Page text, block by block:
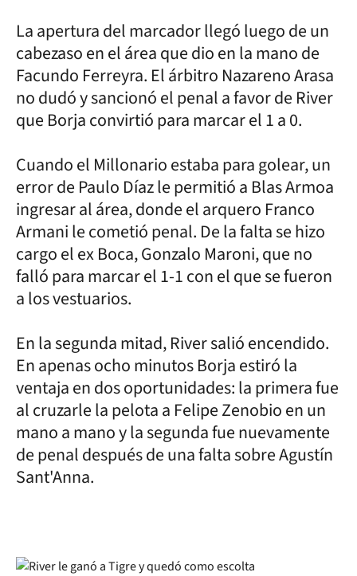
La apertura del marcador llegó luego de un
cabezaso en el área que dio en la mano de
Facundo Ferreyra. El árbitro Nazareno Arasa
no dudó y sancionó el penal a favor de River
que Borja convirtió para marcar el 1 a 0.
Cuando el Millonario estaba para golear, un
error de Paulo Díaz le permitió a Blas Armoa
ingresar al área, donde el arquero Franco
Armani le cometió penal. De la falta se hizo
cargo el ex Boca, Gonzalo Maroni, que no
falló para marcar el 1-1 con el que se fueron
a los vestuarios.
En la segunda mitad, River salió encendido.
En apenas ocho minutos Borja estiró la
ventaja en dos oportunidades: la primera fue
al cruzarle la pelota a Felipe Zenobio en un
mano a mano y la segunda fue nuevamente
de penal después de una falta sobre Agustín
Sant'Anna.